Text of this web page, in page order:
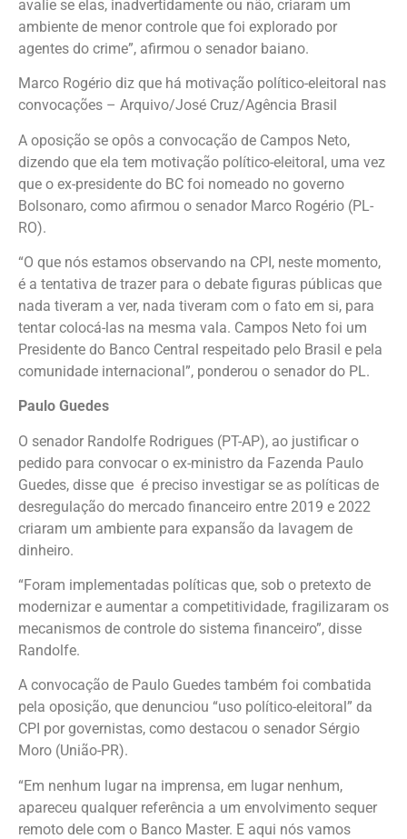
avalie se elas, inadvertidamente ou não, criaram um
ambiente de menor controle que foi explorado por
agentes do crime”, afirmou o senador baiano.
Marco Rogério diz que há motivação político-eleitoral nas
convocações – Arquivo/José Cruz/Agência Brasil
A oposição se opôs a convocação de Campos Neto,
dizendo que ela tem motivação político-eleitoral, uma vez
que o ex-presidente do BC foi nomeado no governo
Bolsonaro, como afirmou o senador Marco Rogério (PL-
RO).
“O que nós estamos observando na CPI, neste momento,
é a tentativa de trazer para o debate figuras públicas que
nada tiveram a ver, nada tiveram com o fato em si, para
tentar colocá-las na mesma vala. Campos Neto foi um
Presidente do Banco Central respeitado pelo Brasil e pela
comunidade internacional”, ponderou o senador do PL.
Paulo Guedes
O senador Randolfe Rodrigues (PT-AP), ao justificar o
pedido para convocar o ex-ministro da Fazenda Paulo
Guedes, disse que é preciso investigar se as políticas de
desregulação do mercado financeiro entre 2019 e 2022
criaram um ambiente para expansão da lavagem de
dinheiro.
“Foram implementadas políticas que, sob o pretexto de
modernizar e aumentar a competitividade, fragilizaram os
mecanismos de controle do sistema financeiro”, disse
Randolfe.
A convocação de Paulo Guedes também foi combatida
pela oposição, que denunciou “uso político-eleitoral” da
CPI por governistas, como destacou o senador Sérgio
Moro (União-PR).
“Em nenhum lugar na imprensa, em lugar nenhum,
apareceu qualquer referência a um envolvimento sequer
remoto dele com o Banco Master. E aqui nós vamos